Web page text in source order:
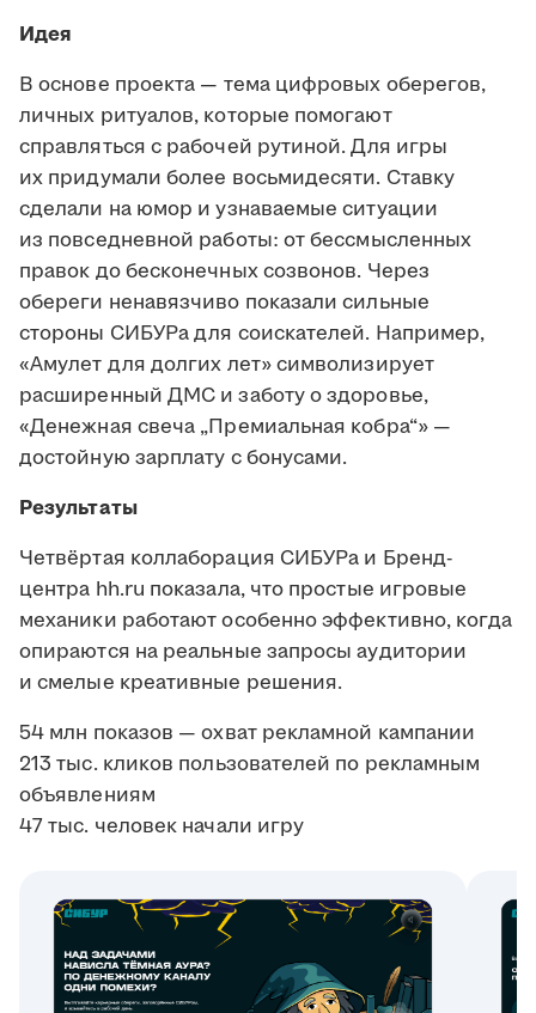
Идея
В основе проекта — тема цифровых оберегов,
личных ритуалов, которые помогают
справляться с рабочей рутиной. Для игры
их придумали более восьмидесяти. Ставку
сделали на юмор и узнаваемые ситуации
из повседневной работы: от бессмысленных
правок до бесконечных созвонов. Через
обереги ненавязчиво показали сильные
стороны СИБУРа для соискателей. Например,
«Амулет для долгих лет» символизирует
расширенный ДМС и заботу о здоровье,
«Денежная свеча „Премиальная кобра“» —
достойную зарплату с бонусами.
Результаты
Четвёртая коллаборация СИБУРа и Бренд-
центра hh.ru показала, что простые игровые
механики работают особенно эффективно, когда
опираются на реальные запросы аудитории
и смелые креативные решения.
54 млн показов — охват рекламной кампании
213 тыс. кликов пользователей по рекламным
объявлениям
47 тыс. человек начали игру